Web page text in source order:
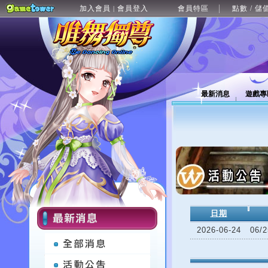
加入會員 | 會員登入 會員特區 點數 / 儲
最新消息 遊戲
日期
2026-06-24
06/